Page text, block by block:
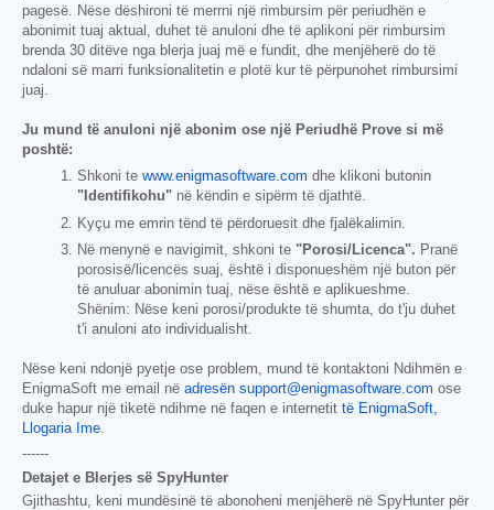
pagesë. Nëse dëshironi të merrni një rimbursim për periudhën e
abonimit tuaj aktual, duhet të anuloni dhe të aplikoni për rimbursim
brenda 30 ditëve nga blerja juaj më e fundit, dhe menjëherë do të
ndaloni së marri funksionalitetin e plotë kur të përpunohet rimbursimi
juaj.
Ju mund të anuloni një abonim ose një Periudhë Prove si më
poshtë:
Shkoni te www.enigmasoftware.com dhe klikoni butonin
"Identifikohu" në këndin e sipërm të djathtë.
Kyçu me emrin tënd të përdoruesit dhe fjalëkalimin.
Në menynë e navigimit, shkoni te "Porosi/Licenca". Pranë
porosisë/licencës suaj, është i disponueshëm një buton për
të anuluar abonimin tuaj, nëse është e aplikueshme.
Shënim: Nëse keni porosi/produkte të shumta, do t'ju duhet
t'i anuloni ato individualisht.
Nëse keni ndonjë pyetje ose problem, mund të kontaktoni Ndihmën e
EnigmaSoft me email në adresën support@enigmasoftware.com ose
duke hapur një tiketë ndihme në faqen e internetit të EnigmaSoft,
Llogaria Ime
------
Detajet e Blerjes së SpyHunter
Gjithashtu, keni mundësinë të abonoheni menjëherë në SpyHunter për